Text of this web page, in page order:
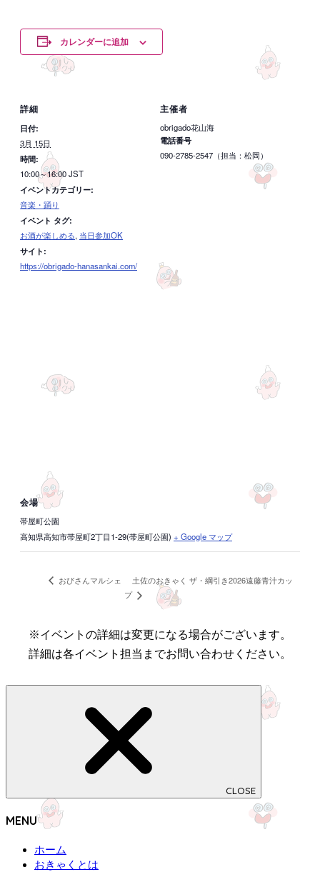
カレンダーに追加
詳細
日付:
3月 15日
時間:
10:00～16:00JST
イベントカテゴリー:
音楽・踊り
イベント タグ:
お酒が楽しめる, 当日参加OK
サイト:
https://obrigado-hanasankai.com/
主催者
obrigado花山海
電話番号
090-2785-2547（担当：松岡）
会場
帯屋町公園
高知県高知市帯屋町2丁目1-29(帯屋町公園) + Google マップ
おびさんマルシェ
土佐のおきゃく ザ・綱引き2026遠藤青汁カッ
プ
※イベントの詳細は変更になる場合がございます。
詳細は各イベント担当までお問い合わせください。
CLOSE
MENU
ホーム
おきゃくとは